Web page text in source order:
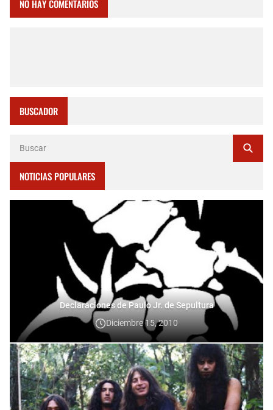
NO HAY COMENTARIOS
BUSCADOR
NOTICIAS POPULARES
Declaraciones de Paulo Jr. de Sepultura
Diciembre 15, 2010